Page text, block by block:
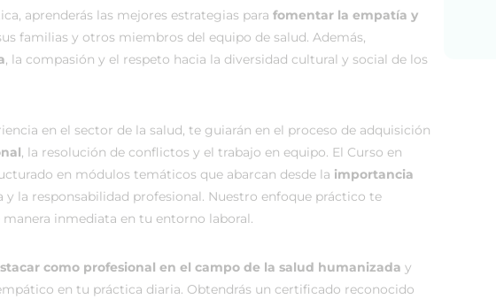
aprenderás las mejores estrategias para fomentar la empatía y
familias y otros miembros del equipo de salud. Además,
, la compasión y el respeto hacia la diversidad cultural y social de los
en el sector de la salud, te guiarán en el proceso de adquisición
, la resolución de conflictos y el trabajo en equipo. El Curso en
en módulos temáticos que abarcan desde la importancia
y la responsabilidad profesional. Nuestro enfoque práctico te
inmediata en tu entorno laboral.
como profesional en el campo de la salud humanizada y
en tu práctica diaria. Obtendrás un certificado reconocido